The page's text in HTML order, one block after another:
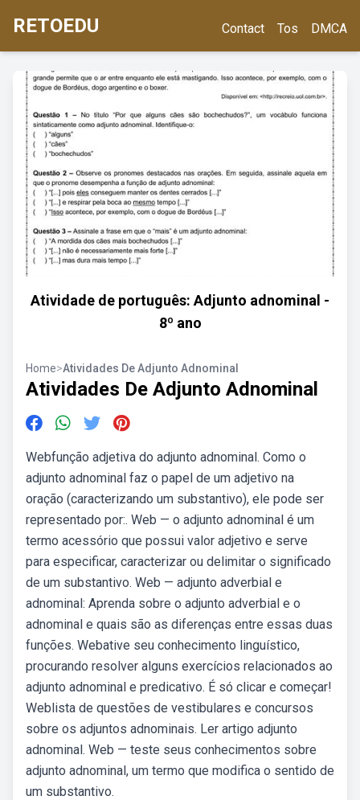
RETOEDU Contact Tos DMCA
Atividade de português: Adjunto adnominal -
8º ano
Home>Atividades De Adjunto Adnominal
Atividades De Adjunto Adnominal
Webfunção adjetiva do adjunto adnominal. Como o
adjunto adnominal faz o papel de um adjetivo na
oração (caracterizando um substantivo), ele pode ser
representado por:. Web — o adjunto adnominal é um
termo acessório que possui valor adjetivo e serve
para especificar, caracterizar ou delimitar o significado
de um substantivo. Web — adjunto adverbial e
adnominal: Aprenda sobre o adjunto adverbial e o
adnominal e quais são as diferenças entre essas duas
funções. Webative seu conhecimento linguístico,
procurando resolver alguns exercícios relacionados ao
adjunto adnominal e predicativo. É só clicar e começar!
Weblista de questões de vestibulares e concursos
sobre os adjuntos adnominais. Ler artigo adjunto
adnominal. Web — teste seus conhecimentos sobre
adjunto adnominal, um termo que modifica o sentido de
um substantivo.